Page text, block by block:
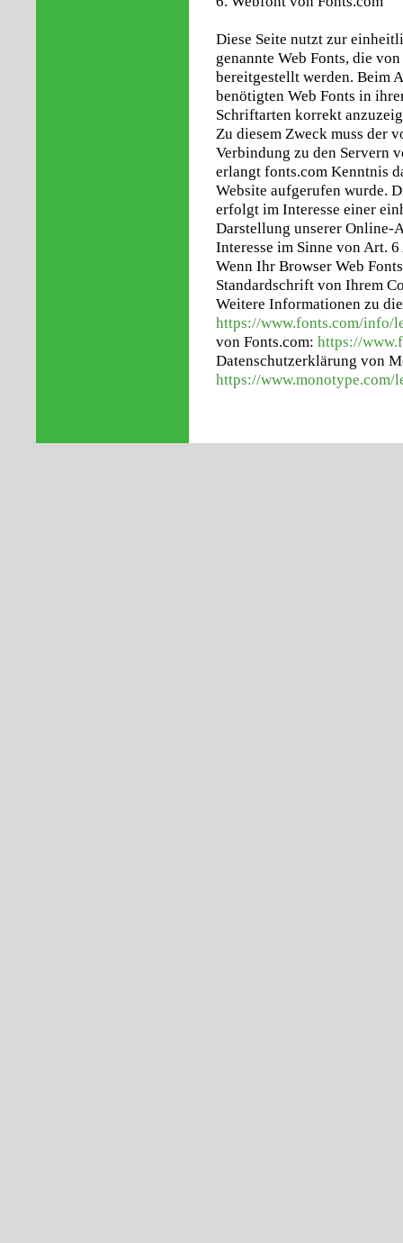
Diese Seite nutzt zur
genannte Web Fonts, die
bereitgestellt werden. Beim
benötigten Web Fonts in
Schriftarten korrekt
Zu diesem Zweck muss der
Verbindung zu den Servern
erlangt fonts.com Kenntnis
Website aufgerufen wurde.
erfolgt im Interesse einer
Darstellung unserer Online-
Interesse im Sinne von Art.
Wenn Ihr Browser Web
Standardschrift von Ihrem
Weitere Informationen zu
https://www.fonts.com/info/
von Fonts.com: https://
Datenschutzerklärung von
https://